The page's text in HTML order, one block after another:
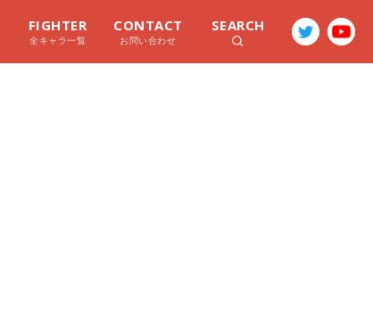
FIGHTER
全キャラ一覧
CONTACT
お問い合わせ
SEARCH